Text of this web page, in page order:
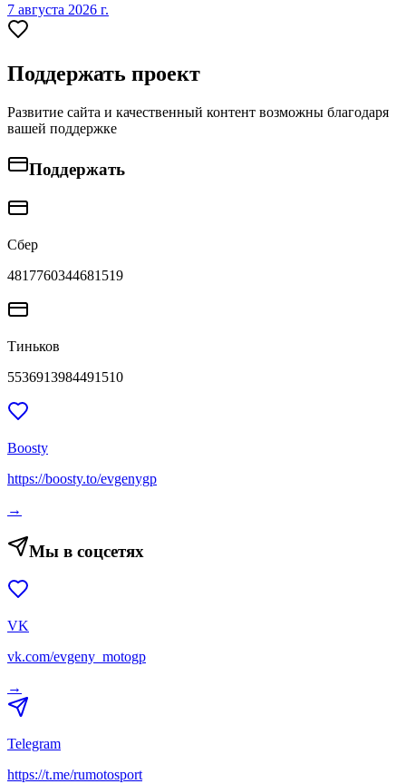
7 августа 2026 г.
Поддержать проект
Развитие сайта и качественный контент возможны благодаря
вашей поддержке
Поддержать
Сбер
4817760344681519
Тиньков
5536913984491510
Boosty
https://boosty.to/evgenygp
→
Мы в соцсетях
VK
vk.com/evgeny_motogp
→
Telegram
https://t.me/rumotosport